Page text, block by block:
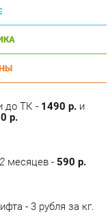
ТК -
месяцев -
- 3 рубля за кг.